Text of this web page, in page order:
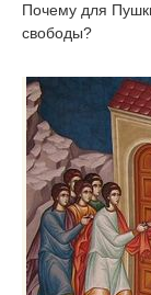
Почему для
свободы?